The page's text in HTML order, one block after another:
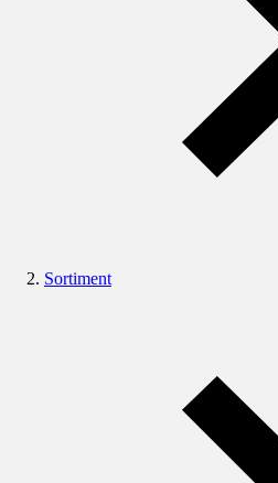
Sortiment